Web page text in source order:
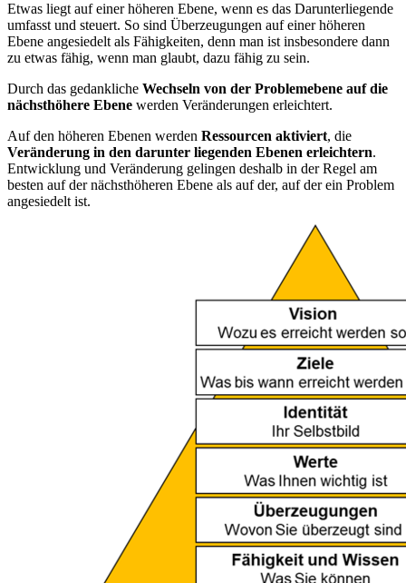
Etwas liegt auf einer höheren Ebene, wenn es das Darunterliegende
umfasst und steuert. So sind Überzeugungen auf einer höheren
Ebene angesiedelt als Fähigkeiten, denn man ist insbesondere dann
zu etwas fähig, wenn man glaubt, dazu fähig zu sein.
Durch das gedankliche Wechseln von der Problemebene auf die
nächsthöhere Ebene werden Veränderungen erleichtert.
Auf den höheren Ebenen werden Ressourcen aktiviert, die
Veränderung in den darunter liegenden Ebenen erleichtern.
Entwicklung und Veränderung gelingen deshalb in der Regel am
besten auf der nächsthöheren Ebene als auf der, auf der ein Problem
angesiedelt ist.